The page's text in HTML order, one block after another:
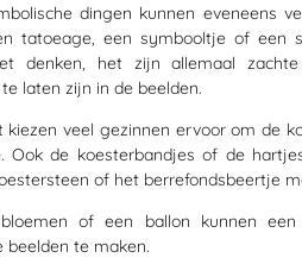
dingen kunnen eveneens
tatoeage, een symbooltje of een
denken, het zijn allemaal
laten zijn in de beelden.
kiezen veel gezinnen ervoor om de
Ook de koesterbandjes of de
of het berrefondsbeertje
of een ballon kunnen
beelden te maken.